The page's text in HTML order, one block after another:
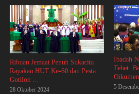
Ribuan Jemaat Penuh Sukacita
Rayakan HUT Ke-60 dan Pesta
Gotilon ...
28 Oktober 2024
Ibadah
Tebet:
5